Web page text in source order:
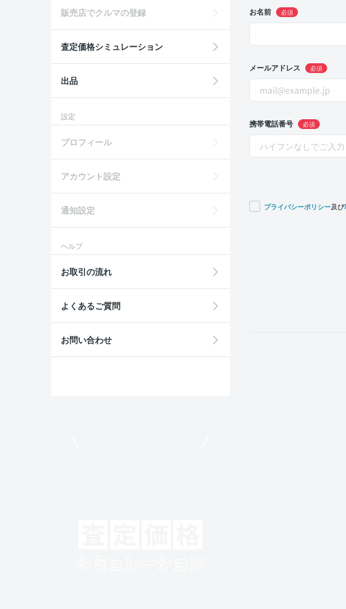
お名前 必須
メールアドレス 必須
携帯電話番号 必須
プライバシーポリシー及び
販売店でクルマの登録
査定価格シミュレーション
出品
設定
プロフィール
アカウント設定
通知設定
ヘルプ
お取引の流れ
よくあるご質問
お問い合わせ